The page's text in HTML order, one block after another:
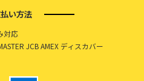
い方法
対応
JCB AMEX ディスカバー